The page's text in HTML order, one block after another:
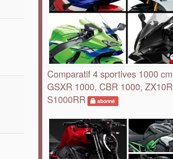
Comparatif 4 sportives 1000
GSXR 1000, CBR 1000,
S1000RR
abonné